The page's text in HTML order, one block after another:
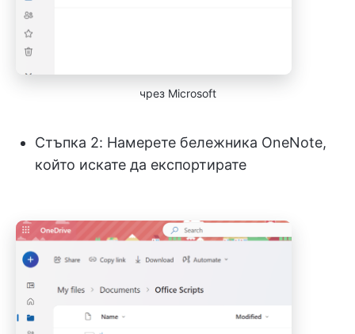
чрез Microsoft
Стъпка 2: Намерете бележника OneNote,
който искате да експортирате